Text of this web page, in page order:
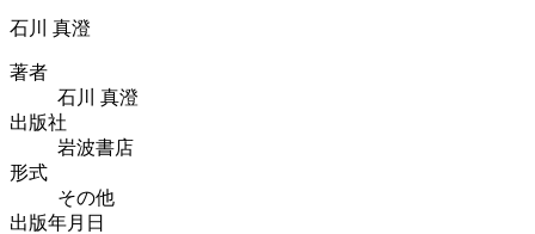
石川 真澄
著者
石川 真澄
出版社
岩波書店
形式
その他
出版年月日